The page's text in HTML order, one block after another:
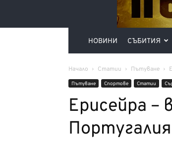
НОВИНИ СЪБИТИЯ
Начало Статии Пътуване
Пътуване Спортове Статии
Ерисейра
Португалия